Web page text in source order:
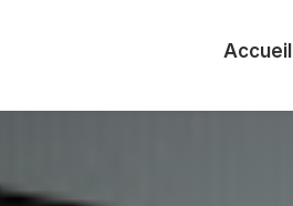
Accueil